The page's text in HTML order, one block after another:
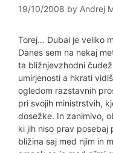
19/10/2008 by Andrej
Torej… Dubai je veliko
Danes sem na nekaj
ta bližnjevzhodni
umirjenosti a hkrati
ogledom razstavnih
pri svojih ministrstvih,
dosežke. In zanimivo,
ki jih niso prav posebaj
bližina saj med njim in